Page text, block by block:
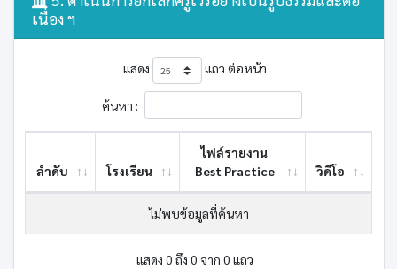
เนื่อง ฯ
แสดง แถว ต่อหน้า
ค้นหา :
ลำดับ โรงเรียน
ไฟล์รายงาน
Best ​Practice
วิดีโอ
ไม่พบข้อมูลที่ค้นหา
แสดง 0 ถึง 0 จาก 0 แถว